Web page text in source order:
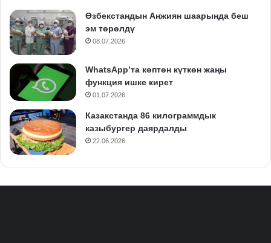
Өзбекстандын Анжиян шаарында беш
эм төрөлдү
08.07.2026
WhatsApp’та көптөн күткөн жаңы
функция ишке кирет
01.07.2026
Казакстанда 86 килограммдык
казыбургер даярдалды
22.06.2026